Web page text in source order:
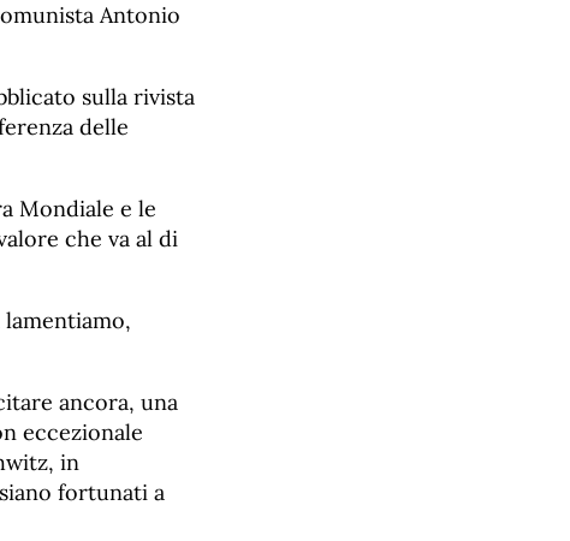
Antonio
sulla rivista
delle
Mondiale e le
che va al di
ancora, una
eccezionale
in
fortunati a